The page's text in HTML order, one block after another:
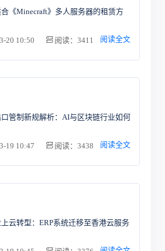
《Minecraft》多人服务器的租赁方
20 10:50
阅读：3411 阅读全文
管制新规解析：AI与区块链行业如何
19 10:47
阅读：3438 阅读全文
云转型：ERP系统迁移至香港云服务